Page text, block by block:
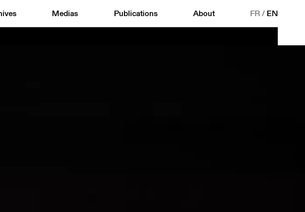
Medias Publications About FR/ EN